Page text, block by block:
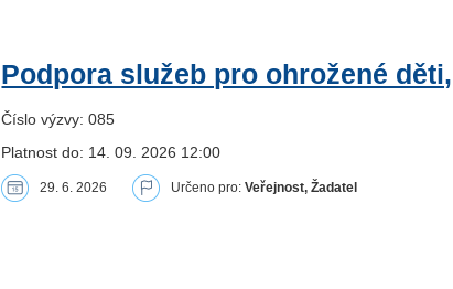
Podpora služeb pro ohrožené
Číslo výzvy: 085
Platnost do: 14. 09. 2026 12:00
29. 6. 2026 Určeno pro:Veřejnost, Žadatel